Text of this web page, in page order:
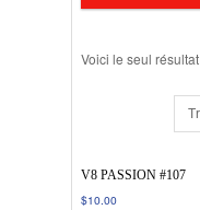
Voici le seul résultat
V8 PASSION #107
$10.00